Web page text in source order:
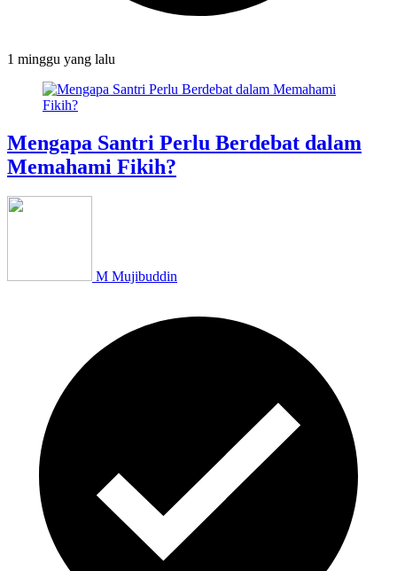
1 minggu yang lalu
Mengapa Santri Perlu Berdebat dalam
Memahami Fikih?
M Mujibuddin